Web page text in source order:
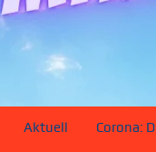
Aktuell Corona: